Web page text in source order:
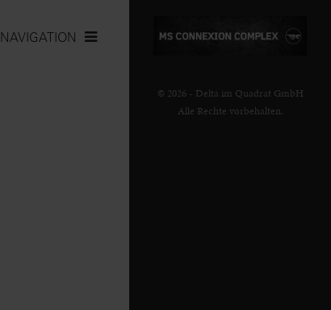
NAVIGATION
© 2026 - Delta im Quadrat GmbH
Alle Rechte vorbehalten.